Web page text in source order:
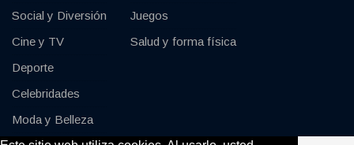
Social y Diversión
Cine y TV
Deporte
Celebridades
Moda y Belleza
Juegos
Salud y forma física